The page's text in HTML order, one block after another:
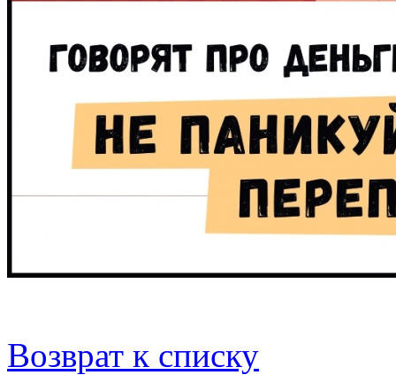
Возврат к списку